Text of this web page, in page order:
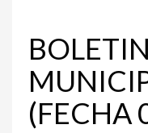
(FECHA